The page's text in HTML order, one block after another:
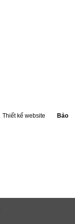
Thiết kế website
Bảo